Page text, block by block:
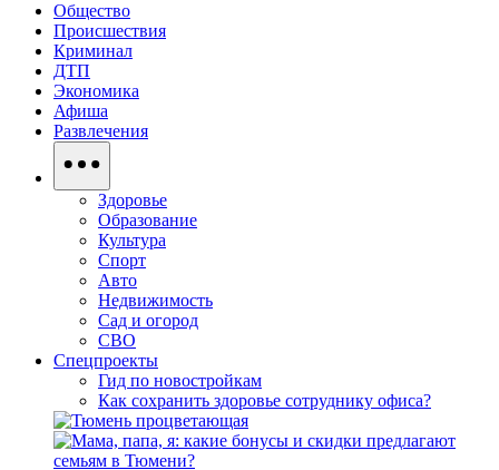
Общество
Происшествия
Криминал
ДТП
Экономика
Афиша
Развлечения
Здоровье
Образование
Культура
Спорт
Авто
Недвижимость
Сад и огород
СВО
Спецпроекты
Гид по новостройкам
Как сохранить здоровье сотруднику офиса?